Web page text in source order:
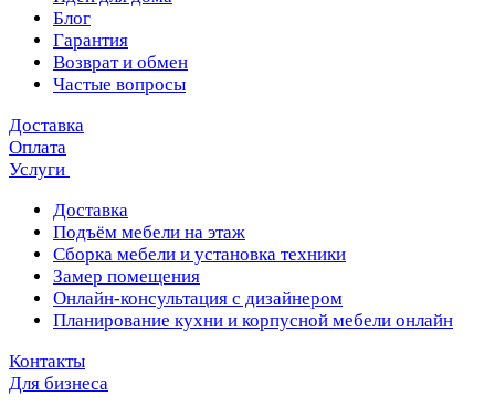
Блог
Гарантия
Возврат и обмен
Частые вопросы
Доставка
Оплата
Услуги
Доставка
Подъём мебели на этаж
Сборка мебели и установка техники
Замер помещения
Онлайн-консультация с дизайнером
Планирование кухни и корпусной мебели онлайн
Контакты
Для бизнеса